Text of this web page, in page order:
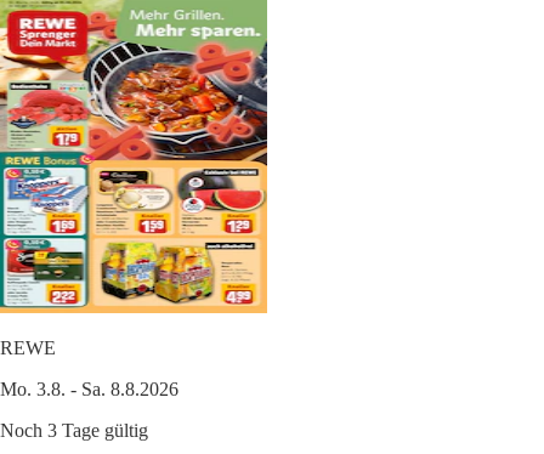
REWE
Mo. 3.8. - Sa. 8.8.2026
Noch 3 Tage gültig